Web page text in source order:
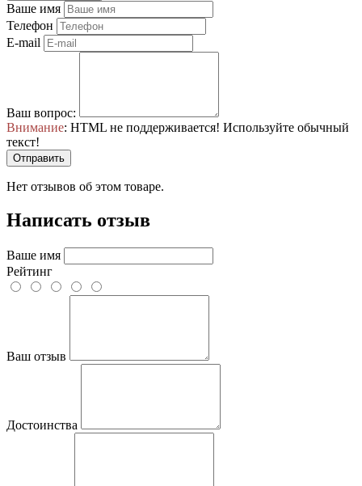
Ваше имя
Телефон
E-mail
Ваш вопрос:
Внимание: HTML не поддерживается! Используйте обычный
текст!
Отправить
Нет отзывов об этом товаре.
Написать отзыв
Ваше имя
Рейтинг
Ваш отзыв
Достоинства